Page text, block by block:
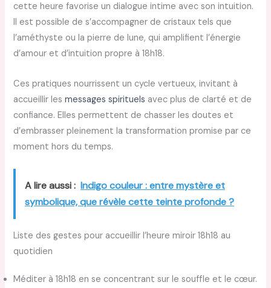
cette heure favorise un dialogue intime avec son intuition.
Il est possible de s’accompagner de cristaux tels que
l’améthyste ou la pierre de lune, qui amplifient l’énergie
d’amour et d’intuition propre à 18h18.
Ces pratiques nourrissent un cycle vertueux, invitant à
accueillir lesmessages spirituels avec plus de clarté et de
confiance. Elles permettent de chasser les doutes et
d’embrasser pleinement la transformation promise par ce
moment hors du temps.
A lire aussi : Indigo couleur : entre mystère et
symbolique, que révèle cette teinte profonde ?
Liste des gestes pour accueillir l’heure miroir 18h18 au
quotidien
Méditer à 18h18 en se concentrant sur le souffle et le cœur.